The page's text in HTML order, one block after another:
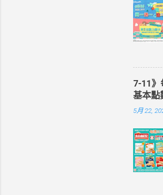
7-11》
基本點
5月 22,